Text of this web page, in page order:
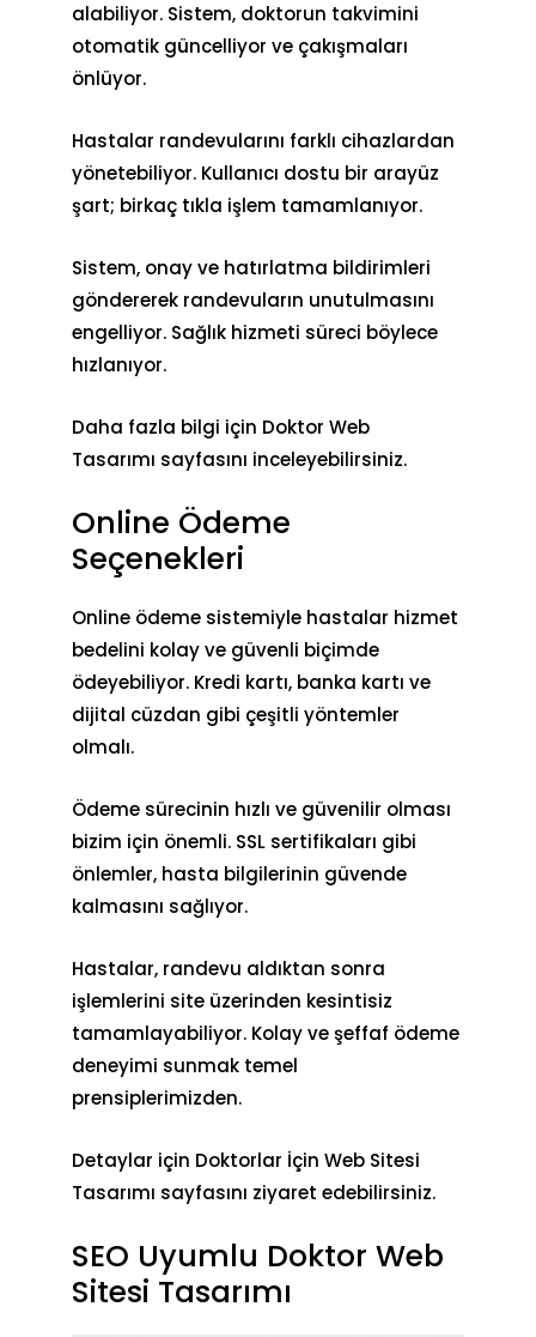
alabiliyor. Sistem, doktorun takvimini
otomatik güncelliyor ve çakışmaları
önlüyor.
Hastalar randevularını farklı cihazlardan
yönetebiliyor. Kullanıcı dostu bir arayüz
şart; birkaç tıkla işlem tamamlanıyor.
Sistem, onay ve hatırlatma bildirimleri
göndererek randevuların unutulmasını
engelliyor. Sağlık hizmeti süreci böylece
hızlanıyor.
Daha fazla bilgi için Doktor Web
Tasarımı sayfasını inceleyebilirsiniz.
Online Ödeme
Seçenekleri
Online ödeme sistemiyle hastalar hizmet
bedelini kolay ve güvenli biçimde
ödeyebiliyor. Kredi kartı, banka kartı ve
dijital cüzdan gibi çeşitli yöntemler
olmalı.
Ödeme sürecinin hızlı ve güvenilir olması
bizim için önemli. SSL sertifikaları gibi
önlemler, hasta bilgilerinin güvende
kalmasını sağlıyor.
Hastalar, randevu aldıktan sonra
işlemlerini site üzerinden kesintisiz
tamamlayabiliyor. Kolay ve şeffaf ödeme
deneyimi sunmak temel
prensiplerimizden.
Detaylar için Doktorlar İçin Web Sitesi
Tasarımı sayfasını ziyaret edebilirsiniz.
SEO Uyumlu Doktor Web
Sitesi Tasarımı